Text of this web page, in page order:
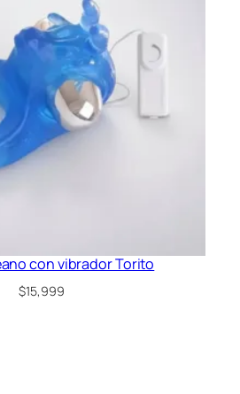
con vibrador Torito
$15,999